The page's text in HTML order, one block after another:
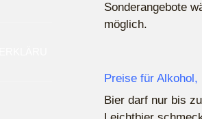
Sonderangebote
möglich.
Preise für
Bier darf nur bis